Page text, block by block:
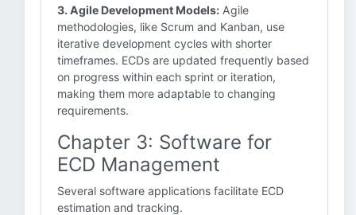
3. Agile Development Models: Agile
methodologies, like Scrum and Kanban, use
iterative development cycles with shorter
timeframes. ECDs are updated frequently based
on progress within each sprint or iteration,
making them more adaptable to changing
requirements.
Chapter 3: Software for
ECD Management
Several software applications facilitate ECD
estimation and tracking.